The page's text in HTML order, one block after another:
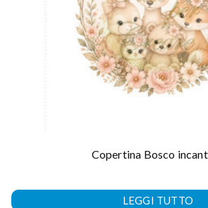
Copertina Bosco
LEGGI TUTTO